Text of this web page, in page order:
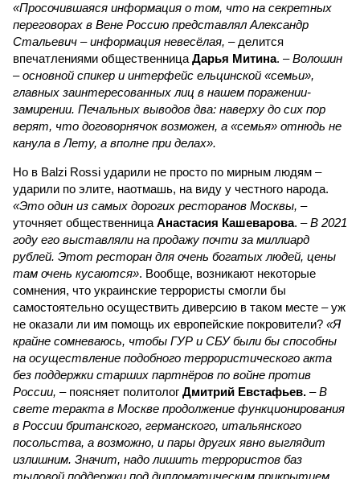
«Просочившаяся информация о том, что на секретных
переговорах в Вене Россию представлял Александр
Стальевич – информация невесёлая, – делится
впечатлениями общественница Дарья Митина. –Волошин
– основной спикер и интерфейс ельцинской «семьи»,
главных заинтересованных лиц в нашем поражении-
замирении. Печальных выводов два: наверху до сих пор
верят, что договорнячок возможен, а «семья» отнюдь не
канула в Лету, а вполне при делах».
Но в Balzi Rossi ударили не просто по мирным людям –
ударили по элите, наотмашь, на виду у честного народа.
«Это один из самых дорогих ресторанов Москвы, –
уточняет общественница Анастасия Кашеварова. –В 2021
году его выставляли на продажу почти за миллиард
рублей. Этот ресторан для очень богатых людей, цены
там очень кусаются». Вообще, возникают некоторые
сомнения, что украинские террористы смогли бы
самостоятельно осуществить диверсию в таком месте – уж
не оказали ли им помощь их европейские покровители? «Я
крайне сомневаюсь, чтобы ГУР и СБУ были бы способны
на осуществление подобного террористического акта
без поддержки старших партнёров по войне против
России, – поясняет политолог Дмитрий Евстафьев. –В
свете теракта в Москве продолжение функционирования
в России британского, германского, итальянского
посольства, а возможно, и пары других явно выглядит
излишним. Значит, надо лишить террористов баз
тыловой поддержки под дипломатическим прикрытием.